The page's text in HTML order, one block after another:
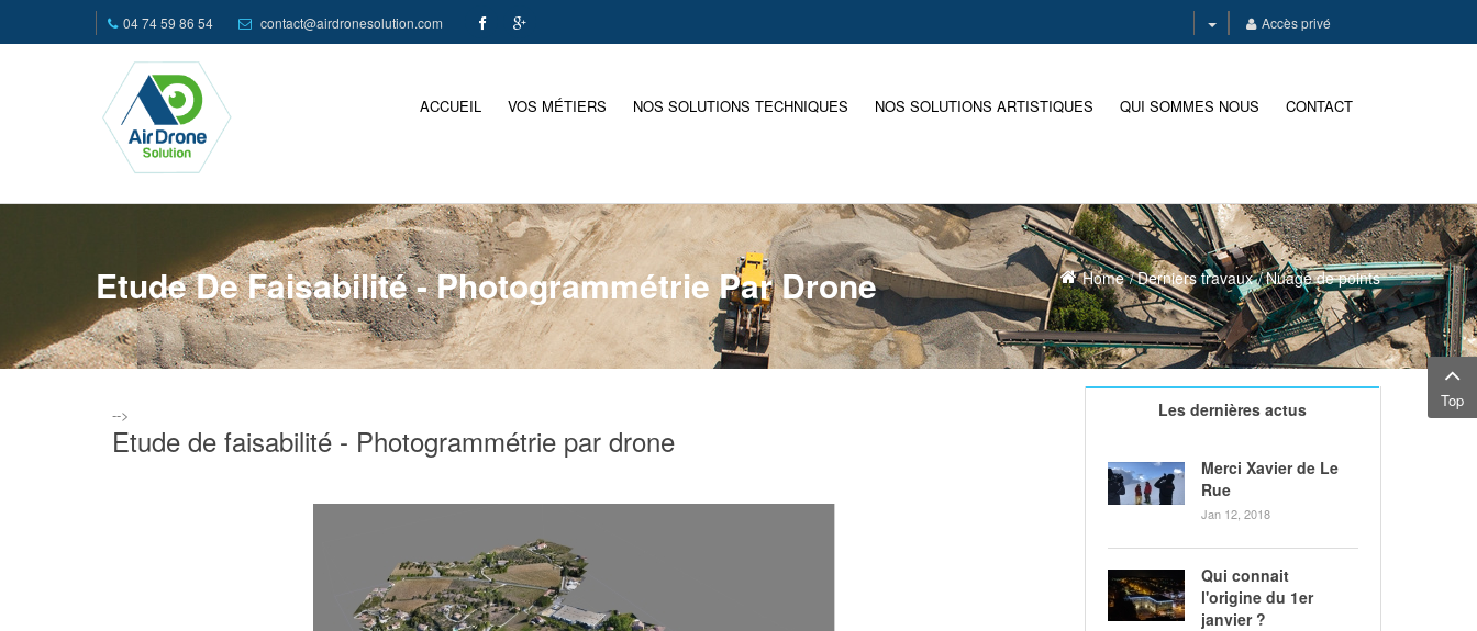
04 74 59 86 54 contact@airdronesolution.com Accès privé
ACCUEIL VOS MÉTIERS NOS SOLUTIONS TECHNIQUES NOS SOLUTIONS ARTISTIQUES QUI SOMMES NOUS CONTACT
Home Derniers travaux Nuage de points
Etude De Faisabilité - Photogrammétrie Par Drone
-->
Etude de faisabilité - Photogrammétrie par drone
Les dernières actus
Merci Xavier de Le
Rue
Jan 12, 2018
Qui connait
l'origine du 1er
janvier ?
Top